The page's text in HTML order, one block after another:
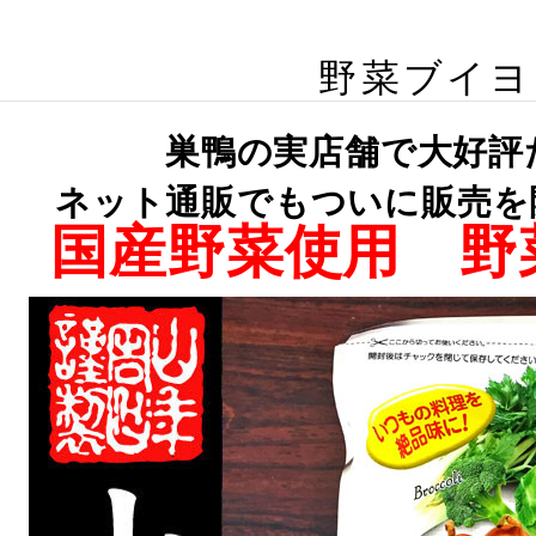
野菜ブイ
巣鴨の実店舗で大好評
ネット通販でもついに販売
国産野菜使用 野